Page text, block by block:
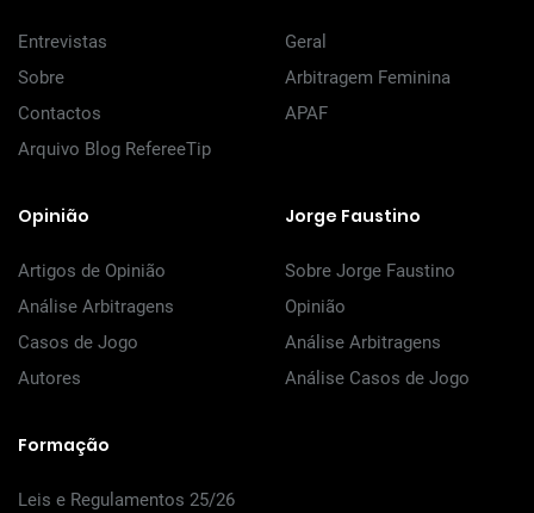
Entrevistas
Sobre
Contactos
Arquivo Blog RefereeTip
Geral
Arbitragem Feminina
APAF
Opinião
Artigos de Opinião
Análise Arbitragens
Casos de Jogo
Autores
Jorge Faustino
Sobre Jorge Faustino
Opinião
Análise Arbitragens
Análise Casos de Jogo
Formação
Leis e Regulamentos 25/26